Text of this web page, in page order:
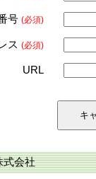
号 (必須)
ス (必須)
URL
式会社